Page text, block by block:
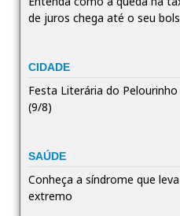
de juros chega até o seu
CIDADE
Festa Literária do
(9/8)
SAÚDE
Conheça a síndrome que
extremo